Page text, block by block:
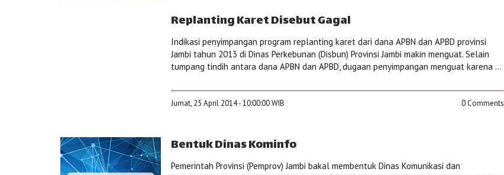
Replanting Karet Disebut Gagal
Indikasi penyimpangan program replanting karet dari dana APBN dan APBD provinsi
Jambi tahun 2013 di Dinas Perkebunan (Disbun) Provinsi Jambi makin menguat. Selain
tumpang tindih antara dana APBN dan APBD, dugaan penyimpangan menguat karena ...
Jumat, 25 April 2014 - 10:00:00 WIB 0 Comments
Bentuk Dinas Kominfo
Pemerintah Provinsi (Pemprov) Jambi bakal membentuk Dinas Komunikasi dan